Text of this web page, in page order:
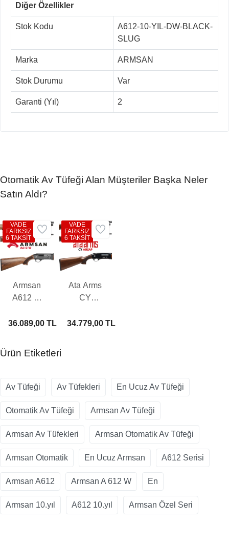
Diğer Özellikler
Stok Kodu
A612-10-YIL-DW-BLACK-
SLUG
Marka ARMSAN
Stok Durumu Var
Garanti (Yıl) 2
Otomatik Av Tüfeği Alan Müşteriler Başka Neler
Satın Aldı?
Armsan
A612 W
Av Tüfeği
36.089,00 TL
VADE
FARKSIZ
6 TAKSİT
Ata Arms
CY
Otomatik
34.779,00 TL
VADE
FARKSIZ
6 TAKSİT
Ürün Etiketleri
Av Tüfeği Av Tüfekleri En Ucuz Av Tüfeği
Otomatik Av Tüfeği Armsan Av Tüfeği
Armsan Av Tüfekleri Armsan Otomatik Av Tüfeği
Armsan Otomatik En Ucuz Armsan A612 Serisi
Armsan A612 Armsan A 612 W En
Armsan 10.yıl A612 10.yıl Armsan Özel Seri